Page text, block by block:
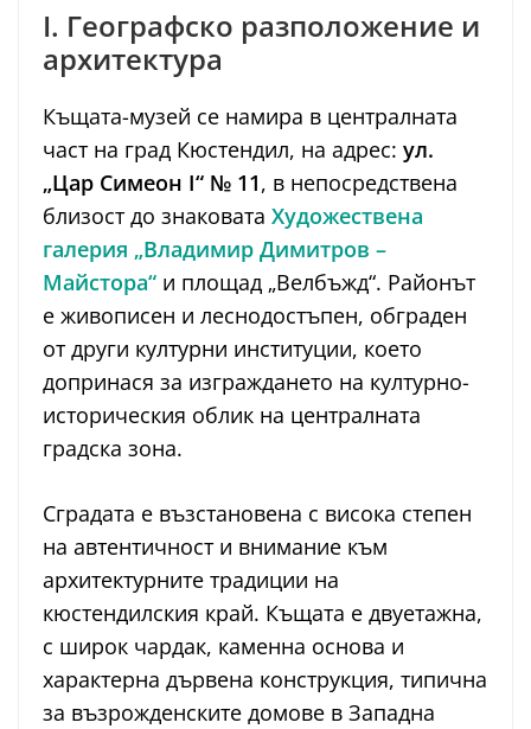
I. Географско разположение и
архитектура
Къщата-музей се намира в централната
част на град Кюстендил, на адрес: ул.
„Цар Симеон I“ № 11, в непосредствена
близост до знаковата Художествена
галерия „Владимир Димитров –
Майстора“ и площад „Велбъжд“. Районът
е живописен и леснодостъпен, обграден
от други културни институции, което
допринася за изграждането на културно-
историческия облик на централната
градска зона.
Сградата е възстановена с висока степен
на автентичност и внимание към
архитектурните традиции на
кюстендилския край. Къщата е двуетажна,
с широк чардак, каменна основа и
характерна дървена конструкция, типична
за възрожденските домове в Западна